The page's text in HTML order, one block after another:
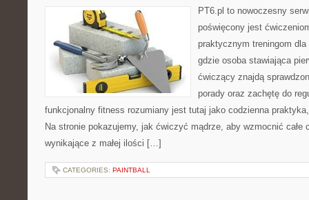
PT6.pl to nowoczesny
poświęcony jest
praktycznym treningom
gdzie osoba stawiająca
ćwiczący znajdą
porady oraz zachętę do
funkcjonalny fitness rozumiany jest tutaj jako codzienna
Na stronie pokazujemy, jak ćwiczyć mądrze, aby wzmocnić całe
wynikające z małej ilości […]
CATEGORIES: PAINTBALL